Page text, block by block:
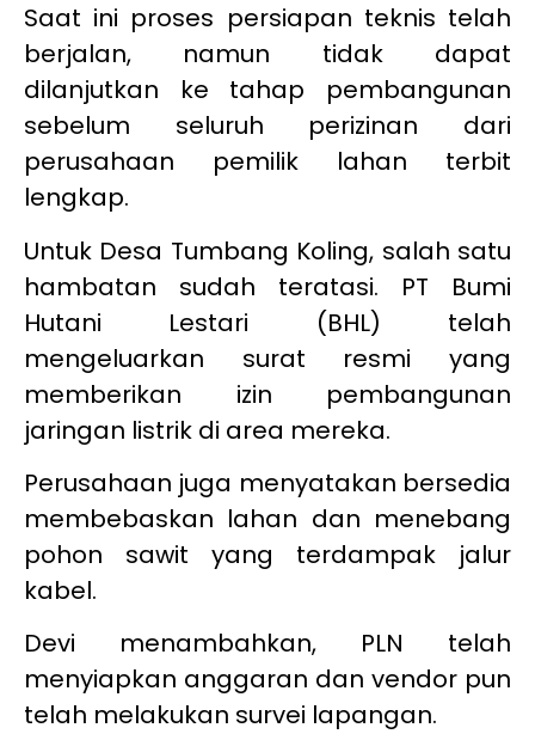
Saat ini proses persiapan teknis telah
berjalan, namun tidak dapat
dilanjutkan ke tahap pembangunan
sebelum seluruh perizinan dari
perusahaan pemilik lahan terbit
lengkap.
Untuk Desa Tumbang Koling, salah satu
hambatan sudah teratasi. PT Bumi
Hutani Lestari (BHL) telah
mengeluarkan surat resmi yang
memberikan izin pembangunan
jaringan listrik di area mereka.
Perusahaan juga menyatakan bersedia
membebaskan lahan dan menebang
pohon sawit yang terdampak jalur
kabel.
Devi menambahkan, PLN telah
menyiapkan anggaran dan vendor pun
telah melakukan survei lapangan.